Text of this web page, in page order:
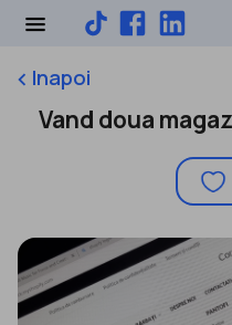
keyboard_arrow_leftInapoi
Vand doua